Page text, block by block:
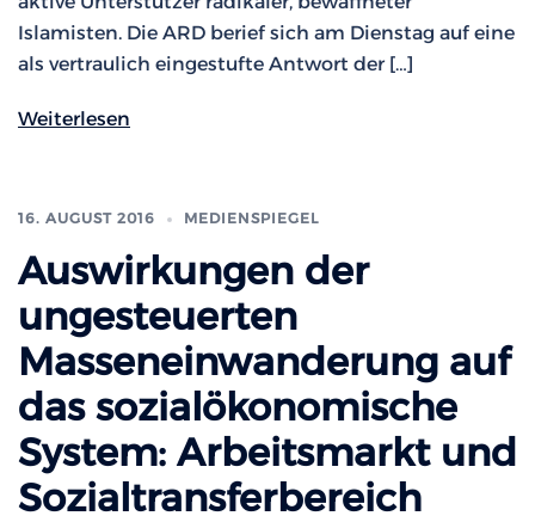
Islamisten. Die ARD berief sich am Dienstag auf eine
als vertraulich eingestufte Antwort der […]
Weiterlesen
16. AUGUST 2016 MEDIENSPIEGEL
Auswirkungen der
ungesteuerten
Masseneinwanderung auf
das sozialökonomische
System: Arbeitsmarkt und
Sozialtransferbereich